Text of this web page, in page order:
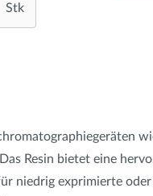
Stk
Resin bietet eine
niedrig exprimierte